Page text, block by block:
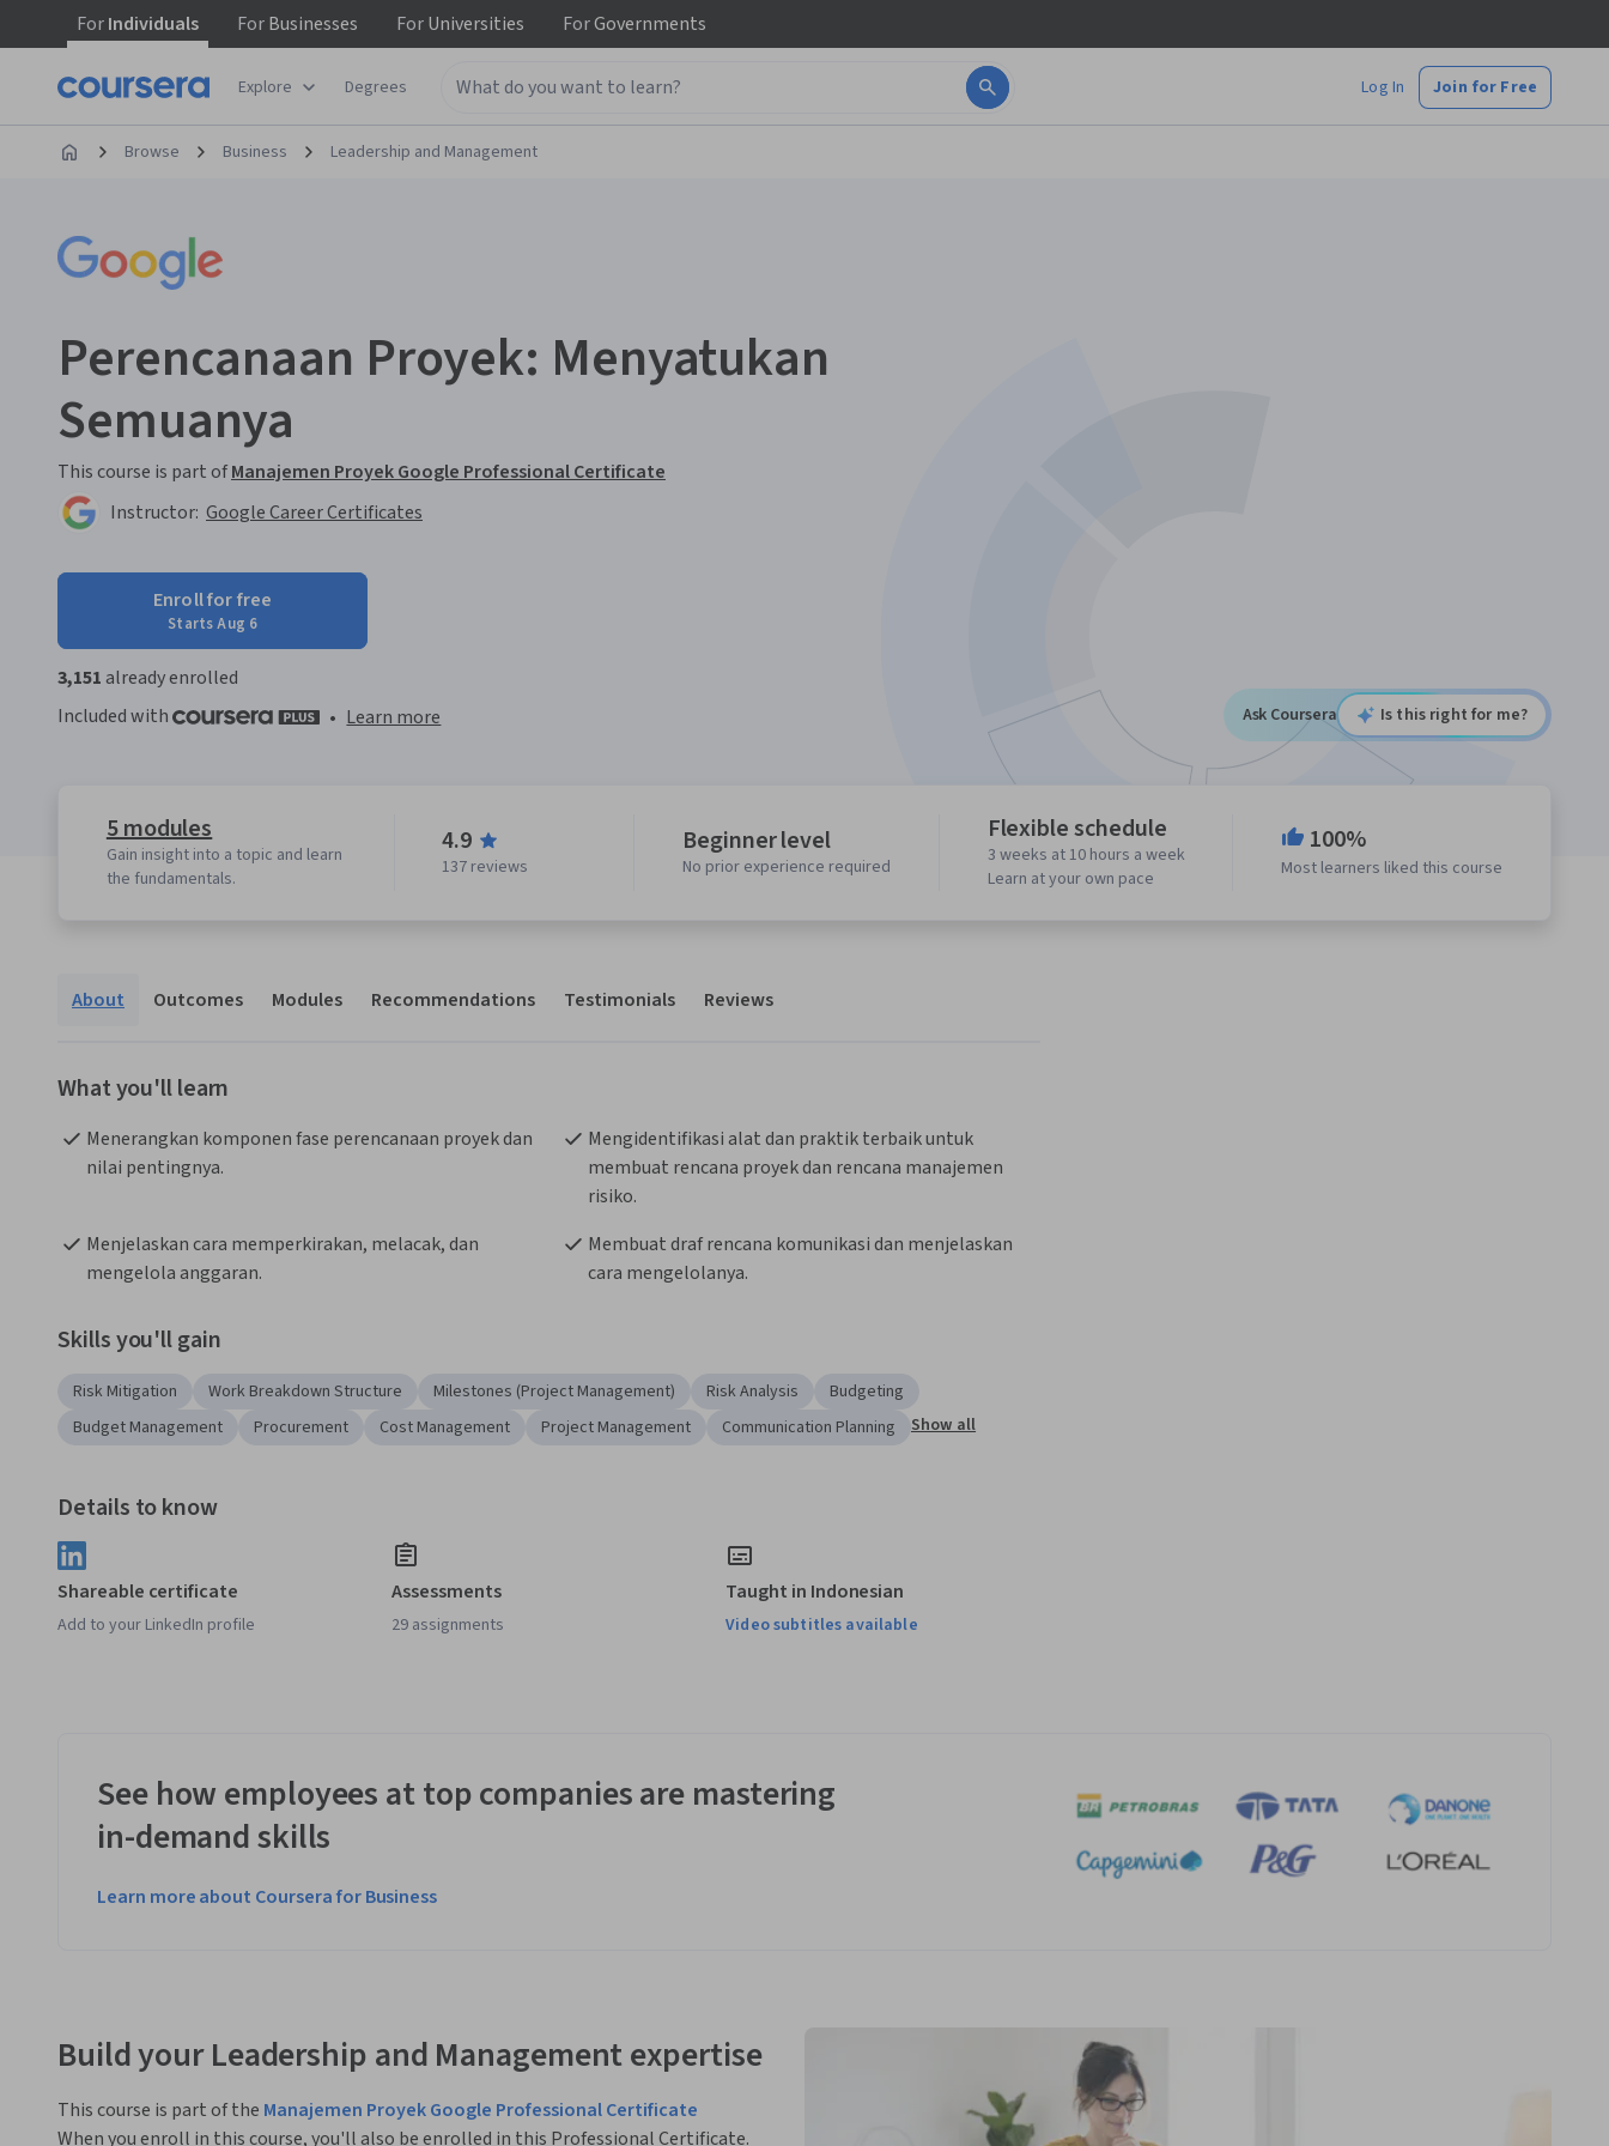
ForIndividuals ForBusinesses ForUniversities ForGovernments
Explore Degrees Log In Join for Free
Browse Business Leadership and Management
Perencanaan Proyek: Menyatukan
Semuanya
This course is part ofManajemen Proyek Google Professional Certificate
Instructor: Google Career Certificates
Enroll for free
Starts Aug 6
3,151already enrolled
Included with
• Learn more Ask Coursera Is this right for me?
5 modules
Gain insight into a topic and learn
the fundamentals.
4.9
137 reviews
Beginner level
No prior experience required
Flexible schedule
3 weeks at 10 hours a week
Learn at your own pace
100%
Most learners liked this course
About Outcomes Modules Recommendations Testimonials Reviews
What you'll learn
Menerangkan komponen fase perencanaan proyek dan
nilai pentingnya.
Mengidentifikasi alat dan praktik terbaik untuk
membuat rencana proyek dan rencana manajemen
risiko.
Menjelaskan cara memperkirakan, melacak, dan
mengelola anggaran.
Membuat draf rencana komunikasi dan menjelaskan
cara mengelolanya.
Skills you'll gain
Risk Mitigation Work Breakdown Structure Milestones (Project Management) Risk Analysis
Budgeting
Budget Management
Procurement Cost Management Project Management Communication Planning Show all
Details to know
Shareable certificate
Add to your LinkedIn profile
Assessments
29 assignments
Taught in Indonesian
Video subtitles available
See how employees at top companies are mastering
in-demand skills
Learn more about Coursera for Business
Build your Leadership and Management expertise
This course is part of the Manajemen Proyek Google Professional Certificate
When you enroll in this course, you'll also be enrolled in this Professional Certificate.